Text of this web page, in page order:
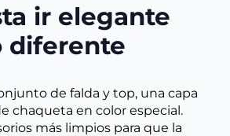
ir elegante
diferente
de falda y top, una capa
chaqueta en color especial.
más limpios para que la